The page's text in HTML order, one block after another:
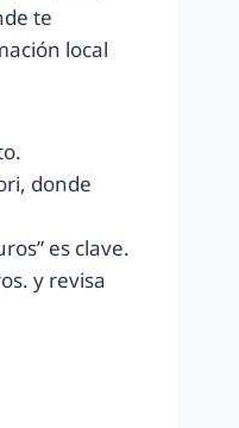
te
local
donde
es clave.
y revisa